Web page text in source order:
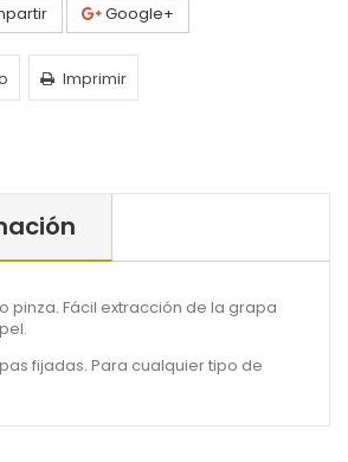
Google+
Imprimir
pinza. Fácil extracción de la grapa
fijadas. Para cualquier tipo de